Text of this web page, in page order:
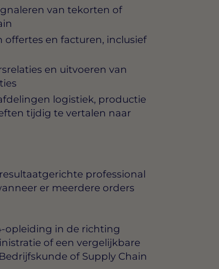
van tekorten of
offertes en facturen, inclusief
en uitvoeren van
logistiek, productie
tijdig te vertalen naar
professional
er meerdere orders
opleiding in de richting
of een vergelijkbare
of Supply Chain